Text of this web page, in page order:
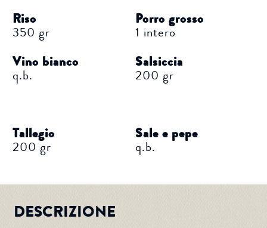
Riso
350 gr
Porro grosso
1 intero
Vino bianco
q.b.
Salsiccia
200 gr
Tallegio
200 gr
Sale e pepe
q.b.
DESCRIZIONE